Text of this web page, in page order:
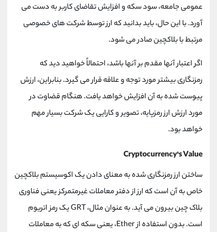
عمومی جامعه، سود سکه و افزایش تقاضای کاربر به دست می
آورد. با این حال، باید بدانید که ارز توسط شرکت های خصوصی
مرتبط با بلاکچین صادر می شود.
اگر اعتبار آنها مقدم بر آنها باشد، احتمالاً خواهید دید که
رمزنگاری بیشتر مورد توجه و علاقه قرار می گیرد. بنابراین، ارزش
پیوست شده به آن افزایش خواهد یافت. هنگام قضاوت در
مورد ارزش ارز رمزپایه، تصویر و کارایی یک شرکت بسیار مهم
خواهد بود.
Cryptocurrency’s Value
ساختن ارز رمزنگاری شده به معنای دادن یک اکوسیستم بلاکچین
خاص به آن است که ارز از دفتر معاملات غیرمتمرکز یعنی فناوری
بلاک چین بیرون می آید. به عنوان مثال، GRT یک رمز اتریوم
است. بدون استفاده از Ether، یعنی سکه ای که به معاملات